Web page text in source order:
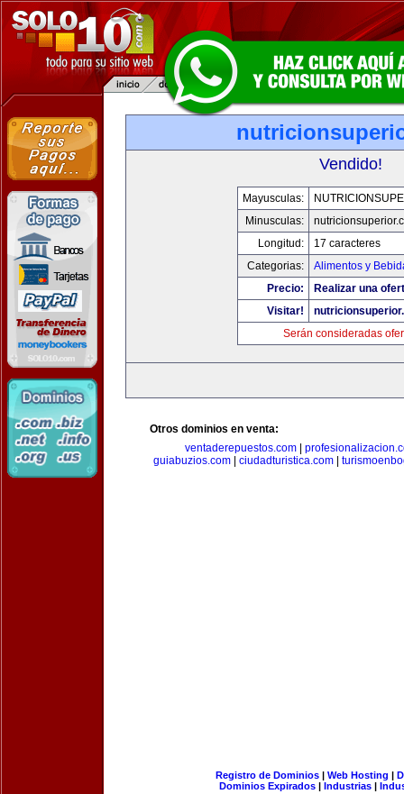
Vendido!
Mayusculas:
Minusculas:
Longitud:
17 caracteres
Categorias:
Alimentos y
Precio:
Realizar una
Visitar!
Serán consideradas
Otros dominios en venta:
ventaderepuestos.com
guiabuzios.com| ciudadturistica.com|
Registro de Dominios| Web Hosting |
Dominios Expirados | Industrias |